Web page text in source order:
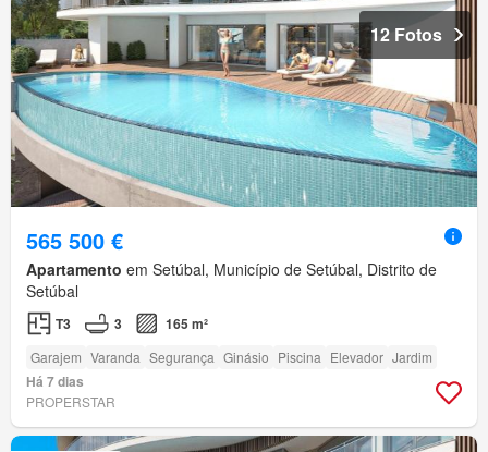
12 Fotos
565 500 €
Apartamento em Setúbal, Município de Setúbal, Distrito de
Setúbal
T3 3 165 m²
Garajem Varanda Segurança Ginásio Piscina Elevador Jardim
Há 7 dias
PROPERSTAR